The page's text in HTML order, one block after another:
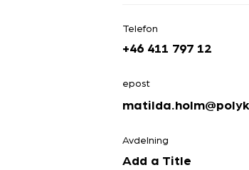
Telefon
+46 411 797 12
epost
Avdelning
Add a Title